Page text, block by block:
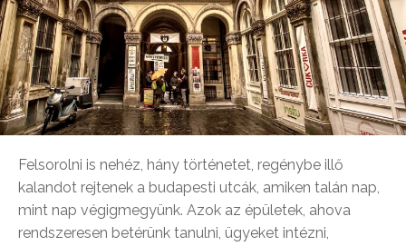
Felsorolni is nehéz, hány történetet, regénybe illő
kalandot rejtenek a budapesti utcák, amiken talán nap,
mint nap végigmegyünk. Azok az épületek, ahova
rendszeresen betérünk tanulni, ügyeket intézni,